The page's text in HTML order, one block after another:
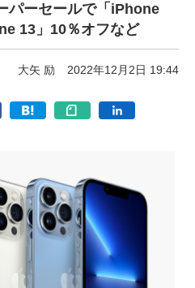
パーセールで「iPhone
13」10％オフなど
大矢 励 2022年12月2日 19:44